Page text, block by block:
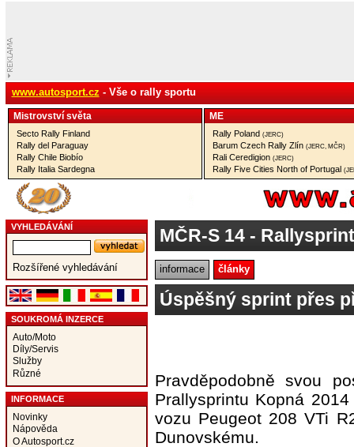
www.autosport.cz - Vše o rally sportu
Mistrovství­ světa
Secto Rally Finland
Rally del Paraguay
Rally Chile Biobío
Rally Italia Sardegna
ME
Rally Poland (JERC)
Barum Czech Rally Zlín (JERC, MČR)
Rali Ceredigion (JERC)
Rally Five Cities North of Portugal
VYHLEDÁVÁNÍ
Rozšířené vyhledávání
SOUKROMÁ INZERCE
Auto/Moto
Díly/Servis
Služby
Různé
INFORMACE
Novinky
Nápověda
O Autosport.cz
MČR-S 14- Rallysprint
informace články
Úspěšný sprint přes
Pravděpodobně svou
Prallysprintu Kopná
vozu Peugeot 208 VTi
Dunovskému.